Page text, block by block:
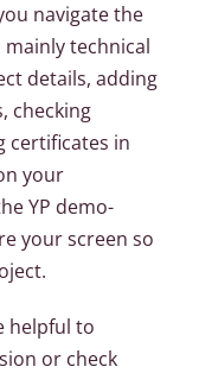
navigate the
technical
details, adding
checking
certificates in
your
YP demo-
your screen so
helpful to
or check